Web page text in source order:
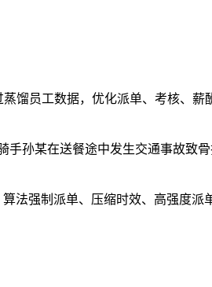
员工数据，优化派单、考核、薪
某在送餐途中发生交通事故致骨
强制派单、压缩时效、高强度派